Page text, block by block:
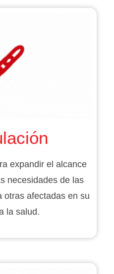
expandir el alcance
necesidades de las
otras afectadas en su
la salud.